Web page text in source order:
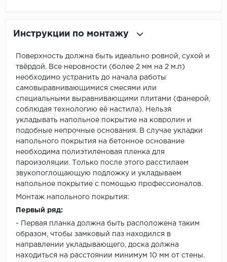
Инструкции по монтажу
Поверхность должна быть идеально ровной, сухой и
твёрдой. Все неровности (более 2 мм на 2 м.п)
необходимо устранить до начала работы
самовыравнивающимися смесями или
специальными выравнивающими плитами (фанерой,
соблюдая технологию её настила). Нельзя
укладывать напольное покрытие на ковролин и
подобные непрочные основания. В случае укладки
напольного покрытия на бетонное основание
необходима полиэтиленовая пленка для
пароизоляции. Только после этого расстилаем
звукопоглощающую подложку и укладываем
напольное покрытие с помощью профессионалов.
Монтаж напольного покрытия:
Первый ряд:
- Первая планка должна быть расположена таким
образом, чтобы замковый паз находился в
направлении укладывающего, доска должна
находиться на расстоянии минимум 10 мм от стены.